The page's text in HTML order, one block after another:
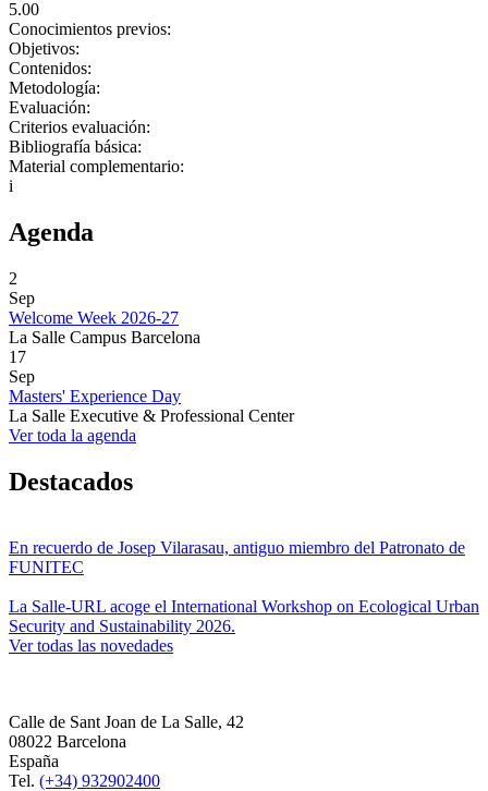
5.00
Conocimientos previos:
Objetivos:
Contenidos:
Metodología:
Evaluación:
Criterios evaluación:
Bibliografía básica:
Material complementario:
i
Agenda
2
Sep
Welcome Week 2026-27
La Salle Campus Barcelona
17
Sep
Masters' Experience Day
La Salle Executive & Professional Center
Ver toda la agenda
Destacados
En recuerdo de Josep Vilarasau, antiguo miembro del Patronato de
FUNITEC
La Salle-URL acoge el International Workshop on Ecological Urban
Security and Sustainability 2026.
Ver todas las novedades
Calle de Sant Joan de La Salle, 42
08022 Barcelona
España
Tel. (+34) 932902400